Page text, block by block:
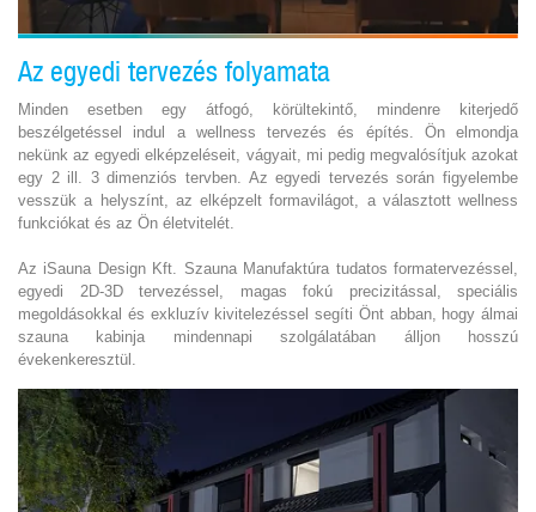
Az egyedi tervezés folyamata
Minden esetben egy átfogó, körültekintő, mindenre kiterjedő
beszélgetéssel indul a wellness tervezés és építés. Ön elmondja
nekünk az egyedi elképzeléseit, vágyait, mi pedig megvalósítjuk azokat
egy 2 ill. 3 dimenziós tervben. Az egyedi tervezés során figyelembe
vesszük a helyszínt, az elképzelt formavilágot, a választott wellness
funkciókat és az Ön életvitelét.
Az iSauna Design Kft. Szauna Manufaktúra tudatos formatervezéssel,
egyedi 2D-3D tervezéssel, magas fokú precizitással, speciális
megoldásokkal és exkluzív kivitelezéssel segíti Önt abban, hogy álmai
szauna kabinja mindennapi szolgálatában álljon hosszú
évekenkeresztül.